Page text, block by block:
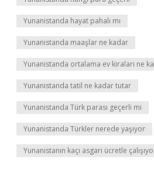
Yunanistanda hayat pahalı mı
Yunanistanda maaşlar ne kadar
Yunanistanda ortalama ev kiraları ne
Yunanistanda tatil ne kadar tutar
Yunanistanda Türk parası geçerli mi
Yunanistanda Türkler nerede yaşıyor
Yunanistanın kaçı asgari ücretle